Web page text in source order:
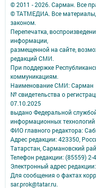
© 2011 - 2026. Сарман. Все
© ТАТМЕДИА. Все
законом.
Перепечатка,
информации,
размещенной на сайте,
редакций СМИ.
При поддержке
коммуникациям.
Наименование СМИ: Сарман
№ свидетельства о
07.10.2025
выдано Федеральной
информационных
ФИО главного редактора:
Адрес редакции: 423350,
Татарстан, Сармановский
Телефон редакции: (85559) 2-
Электронный адрес
Для сообщения о фактах
sar.prok@tatar.ru.